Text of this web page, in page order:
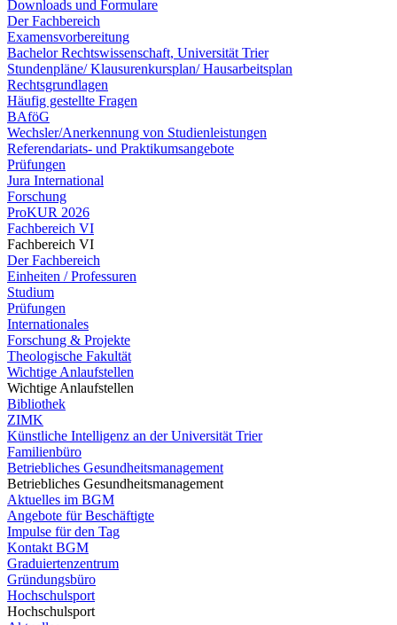
Downloads und Formulare
Der Fachbereich
Examensvorbereitung
Bachelor Rechtswissenschaft, Universität Trier
Stundenpläne/ Klausurenkursplan/ Hausarbeitsplan
Rechtsgrundlagen
Häufig gestellte Fragen
BAföG
Wechsler/Anerkennung von Studienleistungen
Referendariats- und Praktikumsangebote
Prüfungen
Jura International
Forschung
ProKUR 2026
Fachbereich VI
Fachbereich VI
Der Fachbereich
Einheiten / Professuren
Studium
Prüfungen
Internationales
Forschung & Projekte
Theologische Fakultät
Wichtige Anlaufstellen
Wichtige Anlaufstellen
Bibliothek
ZIMK
Künstliche Intelligenz an der Universität Trier
Familienbüro
Betriebliches Gesundheitsmanagement
Betriebliches Gesundheitsmanagement
Aktuelles im BGM
Angebote für Beschäftigte
Impulse für den Tag
Kontakt BGM
Graduiertenzentrum
Gründungsbüro
Hochschulsport
Hochschulsport